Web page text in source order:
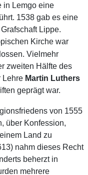
in Lemgo eine
1538 gab es eine
Lippe.
Kirche war
Vielmehr
zweiten Hälfte des
Lehre Martin Luthers
geprägt war.
von 1555
über Konfession,
Land zu
nahm dieses Recht
beherzt in
mehrere